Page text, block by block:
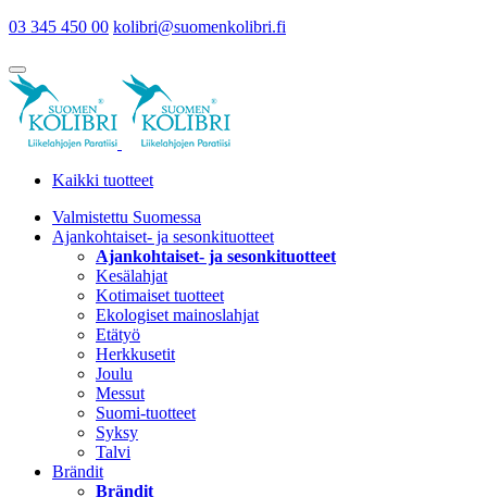
03 345 450 00 kolibri@suomenkolibri.fi
Kaikki tuotteet
Valmistettu Suomessa
Ajankohtaiset- ja sesonkituotteet
Ajankohtaiset- ja sesonkituotteet
Kesälahjat
Kotimaiset tuotteet
Ekologiset mainoslahjat
Etätyö
Herkkusetit
Joulu
Messut
Suomi-tuotteet
Syksy
Talvi
Brändit
Brändit